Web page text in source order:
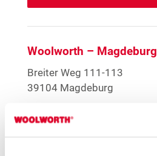
Woolworth – Magdeburg
Breiter Weg 111-113
39104 Magdeburg
Entfernung